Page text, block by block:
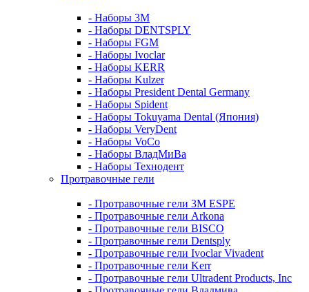
- Наборы 3М
- Наборы DENTSPLY
- Наборы FGM
- Наборы Ivoclar
- Наборы KERR
- Наборы Kulzer
- Наборы President Dental Germany
- Наборы Spident
- Наборы Tokuyama Dental (Япония)
- Наборы VeryDent
- Наборы VoCo
- Наборы ВладМиВа
- Наборы Технодент
Протравочные гели
- Протравочные гели 3М ESPE
- Протравочные гели Arkona
- Протравочные гели BISCO
- Протравочные гели Dentsply
- Протравочные гели Ivoclar Vivadent
- Протравочные гели Kerr
- Протравочные гели Ultradent Products, Inc